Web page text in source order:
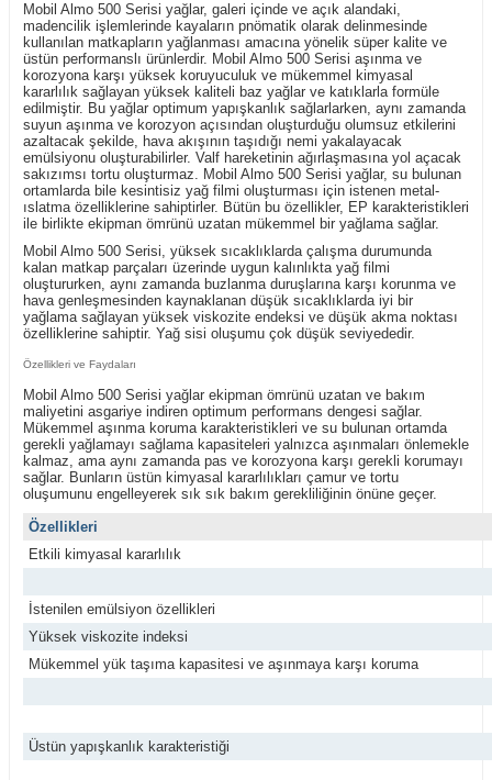
Mobil Almo 500 Serisi yağlar, galeri içinde ve açık alandaki,
madencilik işlemlerinde kayaların pnömatik olarak delinmesinde
kullanılan matkapların yağlanması amacına yönelik süper kalite ve
üstün performanslı ürünlerdir. Mobil Almo 500 Serisi aşınma ve
korozyona karşı yüksek koruyuculuk ve mükemmel kimyasal
kararlılık sağlayan yüksek kaliteli baz yağlar ve katıklarla formüle
edilmiştir. Bu yağlar optimum yapışkanlık sağlarlarken, aynı zamanda
suyun aşınma ve korozyon açısından oluşturduğu olumsuz etkilerini
azaltacak şekilde, hava akışının taşıdığı nemi yakalayacak
emülsiyonu oluşturabilirler. Valf hareketinin ağırlaşmasına yol açacak
sakızımsı tortu oluşturmaz. Mobil Almo 500 Serisi yağlar, su bulunan
ortamlarda bile kesintisiz yağ filmi oluşturması için istenen metal-
ıslatma özelliklerine sahiptirler. Bütün bu özellikler, EP karakteristikleri
ile birlikte ekipman ömrünü uzatan mükemmel bir yağlama sağlar.
Mobil Almo 500 Serisi, yüksek sıcaklıklarda çalışma durumunda
kalan matkap parçaları üzerinde uygun kalınlıkta yağ filmi
oluştururken, aynı zamanda buzlanma duruşlarına karşı korunma ve
hava genleşmesinden kaynaklanan düşük sıcaklıklarda iyi bir
yağlama sağlayan yüksek viskozite endeksi ve düşük akma noktası
özelliklerine sahiptir. Yağ sisi oluşumu çok düşük seviyededir.
Özellikleri ve Faydaları
Mobil Almo 500 Serisi yağlar ekipman ömrünü uzatan ve bakım
maliyetini asgariye indiren optimum performans dengesi sağlar.
Mükemmel aşınma koruma karakteristikleri ve su bulunan ortamda
gerekli yağlamayı sağlama kapasiteleri yalnızca aşınmaları önlemekle
kalmaz, ama aynı zamanda pas ve korozyona karşı gerekli korumayı
sağlar. Bunların üstün kimyasal kararlılıkları çamur ve tortu
oluşumunu engelleyerek sık sık bakım gerekliliğinin önüne geçer.
Özellikleri
Etkili kimyasal kararlılık
İstenilen emülsiyon özellikleri
Yüksek viskozite indeksi
Mükemmel yük taşıma kapasitesi ve aşınmaya karşı koruma
Üstün yapışkanlık karakteristiği